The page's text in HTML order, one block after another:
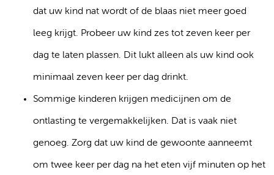
dat uw kind nat wordt of de blaas niet meer goed
leeg krijgt. Probeer uw kind zes tot zeven keer per
dag te laten plassen. Dit lukt alleen als uw kind ook
minimaal zeven keer per dag drinkt.
Sommige kinderen krijgen medicijnen om de
ontlasting te vergemakkelijken. Dat is vaak niet
genoeg. Zorg dat uw kind de gewoonte aanneemt
om twee keer per dag na het eten vijf minuten op het